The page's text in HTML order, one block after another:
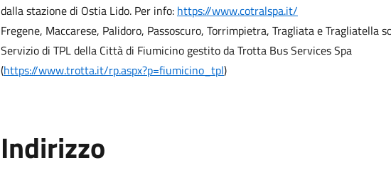
dalla stazione di Ostia Lido. Per info: https://www.cotralspa.it/
Fregene, Maccarese, Palidoro, Passoscuro, Torrimpietra, Tragliata e Tragliatella
Servizio di TPL della Città di Fiumicino gestito da Trotta Bus Services Spa
(https://www.trotta.it/rp.aspx?p=fiumicino_tpl)
Indirizzo